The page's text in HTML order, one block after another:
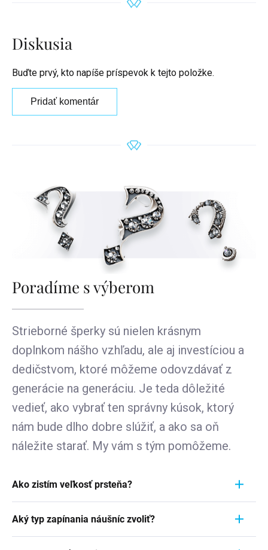
Diskusia
Buďte prvý, kto napíše príspevok k tejto položke.
Pridať komentár
Poradíme s výberom
Strieborné šperky sú nielen krásnym
doplnkom nášho vzhľadu, ale aj investíciou a
dedičstvom, ktoré môžeme odovzdávať z
generácie na generáciu. Je teda dôležité
vedieť, ako vybrať ten správny kúsok, ktorý
nám bude dlho dobre slúžiť, a ako sa oň
náležite starať. My vám s tým pomôžeme.
Ako zistím veľkosť prsteňa?
Aby ste zistili jeho veľkosť, vezmite pravítko a
položte ho priamo na prstienok, ktorý momentálne
Aký typ zapínania náušníc zvoliť?